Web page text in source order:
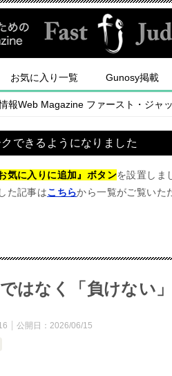
お気に入り一覧 Gunosy掲載
報Web Magazine ファースト・ジャ
できるようになりました
お気に入りに追加』ボタンを設置しま
た記事はこちらから一覧がご覧いた
ではなく「負けない
公開日： 2026/06/15